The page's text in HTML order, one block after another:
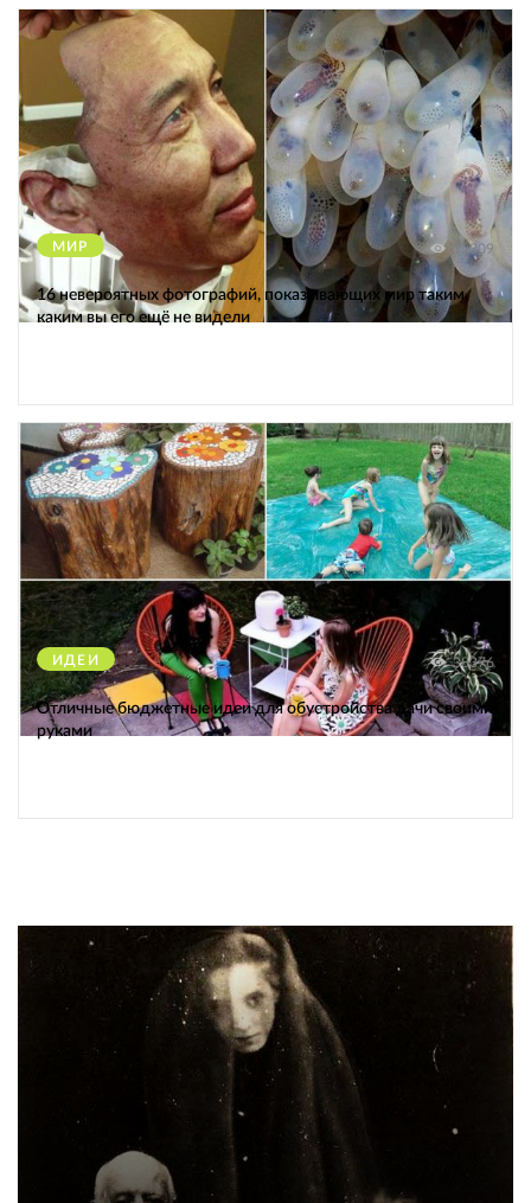
МИР 12309
16 невероятных фотографий, показывающих мир таким,
каким вы его ещё не видели
ИДЕИ 38376
Отличные бюджетные идеи для обустройства дачи своими
руками